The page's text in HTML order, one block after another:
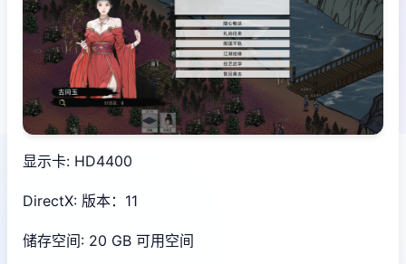
显示卡: HD4400
DirectX: 版本：11
储存空间: 20 GB 可用空间